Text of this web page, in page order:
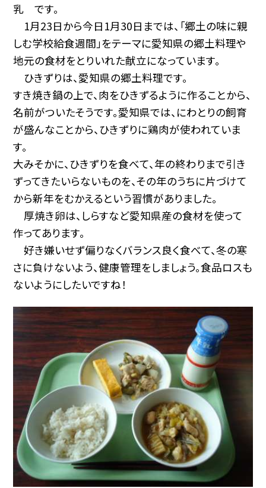
乳 です。
1月23日から今日1月30日までは、「郷土の味に親
しむ学校給食週間」をテーマに愛知県の郷土料理や
地元の食材をとりいれた献立になっています。
ひきずりは、愛知県の郷土料理です。
すき焼き鍋の上で、肉をひきずるように作ることから、
名前がついたそうです。愛知県では、にわとりの飼育
が盛んなことから、ひきずりに鶏肉が使われていま
す。
大みそかに、ひきずりを食べて、年の終わりまで引き
ずってきたいらないものを、その年のうちに片づけて
から新年をむかえるという習慣がありました。
厚焼き卵は、しらすなど愛知県産の食材を使って
作ってあります。
好き嫌いせず偏りなくバランス良く食べて、冬の寒
さに負けないよう、健康管理をしましょう。食品ロスも
ないようにしたいですね！